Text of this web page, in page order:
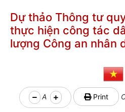
Dự thảo Thông tư
thực hiện công tác
lượng Công an nhân
A Print